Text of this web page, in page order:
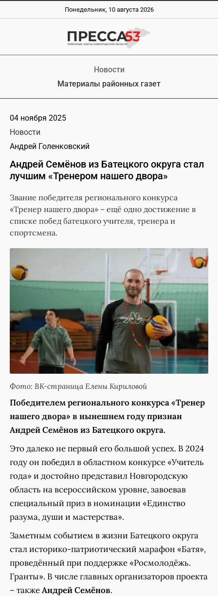
Понедельник, 10 августа 2026
Новости
Материалы районных газет
04 ноября 2025
Новости
Андрей Голенковский
Андрей Семёнов из Батецкого округа стал
лучшим «Тренером нашего двора»
Звание победителя регионального конкурса
«Тренер нашего двора» – ещё одно достижение в
списке побед батецкого учителя, тренера и
спортсмена.
Фото: ВК-страница Елены Кириловой
Победителем регионального конкурса «Тренер
нашего двора» в нынешнем году признан
Андрей Семёнов из Батецкого округа.
Это далеко не первый его большой успех. В 2024
году он победил в областном конкурсе «Учитель
года» и достойно представил Новгородскую
область на всероссийском уровне, завоевав
специальный приз в номинации «Единство
разума, души и мастерства».
Заметным событием в жизни Батецкого округа
стал историко-патриотический марафон «Батя»,
проведённый при поддержке «Росмолодёжь.
Гранты». В числе главных организаторов проекта
– такжеАндрей Семёнов.